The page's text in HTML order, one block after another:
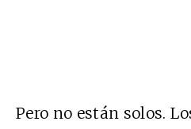
Pero no están solos.